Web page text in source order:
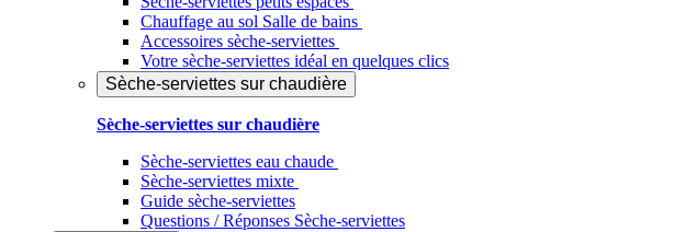
Chauffage au sol Salle de bains
Accessoires sèche-serviettes
Votre sèche-serviettes idéal en quelques clics
Sèche-serviettes sur chaudière
Sèche-serviettes sur chaudière
Sèche-serviettes eau chaude
Sèche-serviettes mixte
Guide sèche-serviettes
Questions / Réponses Sèche-serviettes